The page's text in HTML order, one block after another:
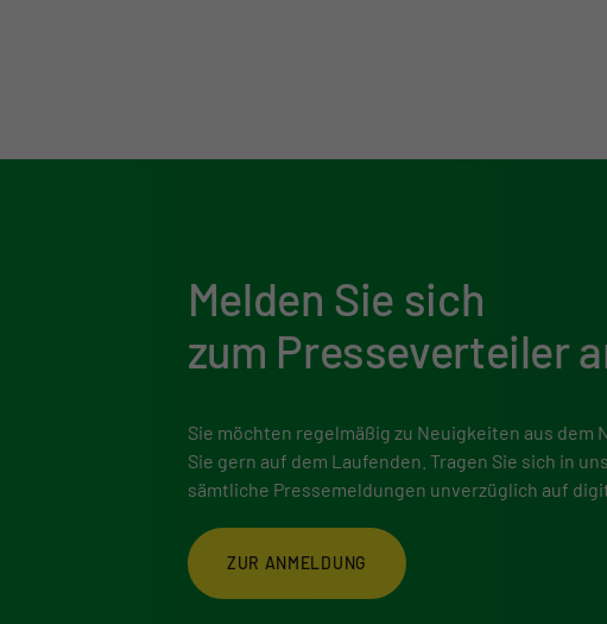
Melden Sie sich
zum Presse­verteiler
Sie möchten regelmäßig zu Neuigkeiten aus dem
Sie gern auf dem Laufenden. Tragen Sie sich in
sämtliche Presse­meldungen unverzüglich auf
ZUR ANMELDUNG